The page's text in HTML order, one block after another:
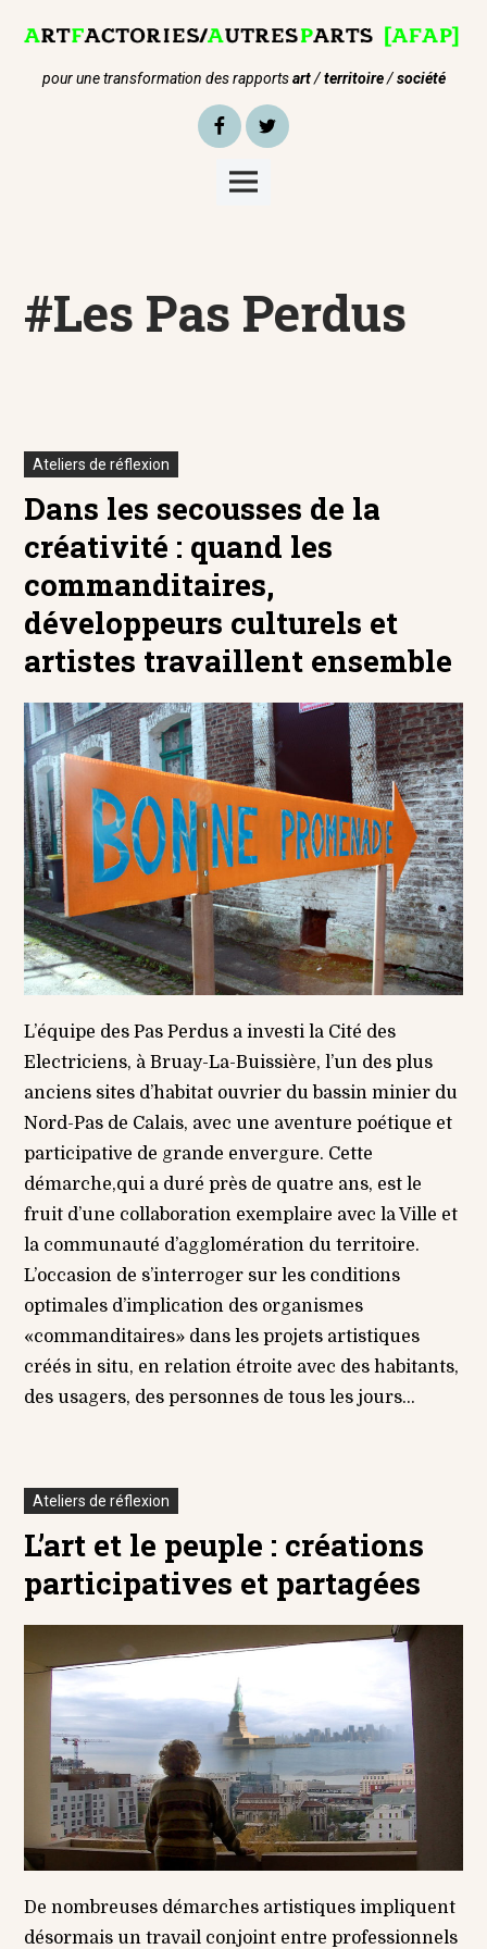
pour une transformation des rapportsart/territoire/société
FacebookTwitter
Main
Menu
#Les Pas Perdus
Ateliers de réflexion
Dans les secousses de la
créativité : quand les
commanditaires,
développeurs culturels et
artistes travaillent ensemble
L’équipe des Pas Perdus a investi la Cité des
Electriciens, à Bruay-La-Buissière, l’un des plus
anciens sites d’habitat ouvrier du bassin minier du
Nord-Pas de Calais, avec une aventure poétique et
participative de grande envergure. Cette
démarche,qui a duré près de quatre ans, est le
fruit d’une collaboration exemplaire avec la Ville et
la communauté d’agglomération du territoire.
L’occasion de s’interroger sur les conditions
optimales d’implication des organismes
«commanditaires» dans les projets artistiques
créés in situ, en relation étroite avec des habitants,
des usagers, des personnes de tous les jours…
Ateliers de réflexion
L’art et le peuple : créations
participatives et partagées
De nombreuses démarches artistiques impliquent
désormais un travail conjoint entre professionnels